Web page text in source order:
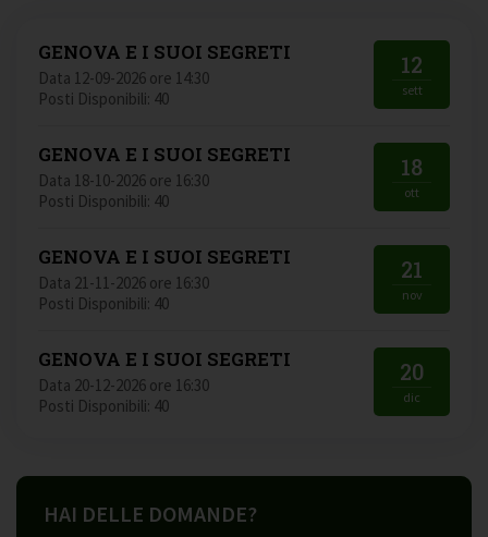
GENOVA E I SUOI SEGRETI
Data 12-09-2026 ore 14:30
Posti Disponibili: 40
12
sett
GENOVA E I SUOI SEGRETI
Data 18-10-2026 ore 16:30
Posti Disponibili: 40
18
ott
GENOVA E I SUOI SEGRETI
Data 21-11-2026 ore 16:30
Posti Disponibili: 40
21
nov
GENOVA E I SUOI SEGRETI
Data 20-12-2026 ore 16:30
Posti Disponibili: 40
20
dic
HAI DELLE DOMANDE?